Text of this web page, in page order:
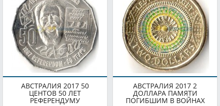
АВСТРАЛИЯ 2017 50
ЦЕНТОВ 50 ЛЕТ
РЕФЕРЕНДУМУ
АВСТРАЛИЯ 2017 2
ДОЛЛАРА ПАМЯТИ
ПОГИБШИМ В ВОЙНАХ